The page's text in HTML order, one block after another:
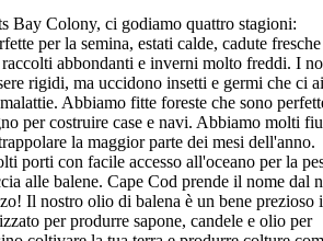
Bay Colony, ci godiamo quattro stagioni:
per la semina, estati calde, cadute
abbondanti e inverni molto freddi. I
rigidi, ma uccidono insetti e germi che ci
Abbiamo fitte foreste che sono
per costruire case e navi. Abbiamo molti
la maggior parte dei mesi dell'anno.
porti con facile accesso all'oceano per la
alle balene. Cape Cod prende il nome dal
Il nostro olio di balena è un bene prezioso
per produrre sapone, candele e olio per